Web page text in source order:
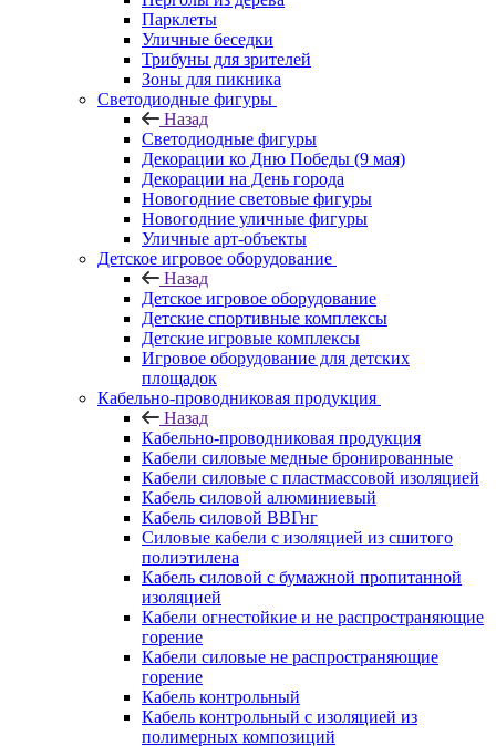
Парклеты
Уличные беседки
Трибуны для зрителей
Зоны для пикника
Светодиодные фигуры
Назад
Светодиодные фигуры
Декорации ко Дню Победы (9 мая)
Декорации на День города
Новогодние световые фигуры
Новогодние уличные фигуры
Уличные арт-объекты
Детское игровое оборудование
Назад
Детское игровое оборудование
Детские спортивные комплексы
Детские игровые комплексы
Игровое оборудование для детских
площадок
Кабельно-проводниковая продукция
Назад
Кабельно-проводниковая продукция
Кабели силовые медные бронированные
Кабели силовые с пластмассовой изоляцией
Кабель силовой алюминиевый
Кабель силовой ВВГнг
Силовые кабели с изоляцией из сшитого
полиэтилена
Кабель силовой с бумажной пропитанной
изоляцией
Кабели огнестойкие и не распространяющие
горение
Кабели силовые не распространяющие
горение
Кабель контрольный
Кабель контрольный с изоляцией из
полимерных композиций